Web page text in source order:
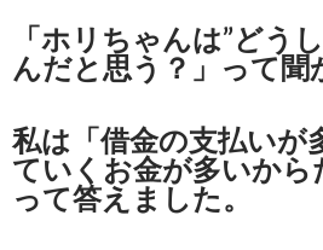
「ホリちゃんは”どう
んだと思う？」って聞
私は「借金の支払いが
ていくお金が多いから
って答えました。